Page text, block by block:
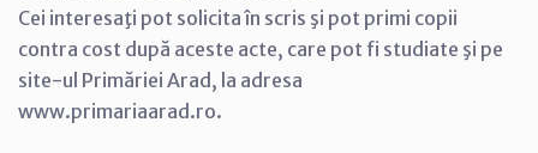
Cei interesaţi pot solicita în scris şi pot primi copii
contra cost după aceste acte, care pot fi studiate şi pe
site-ul Primăriei Arad, la adresa
www.primariaarad.ro.